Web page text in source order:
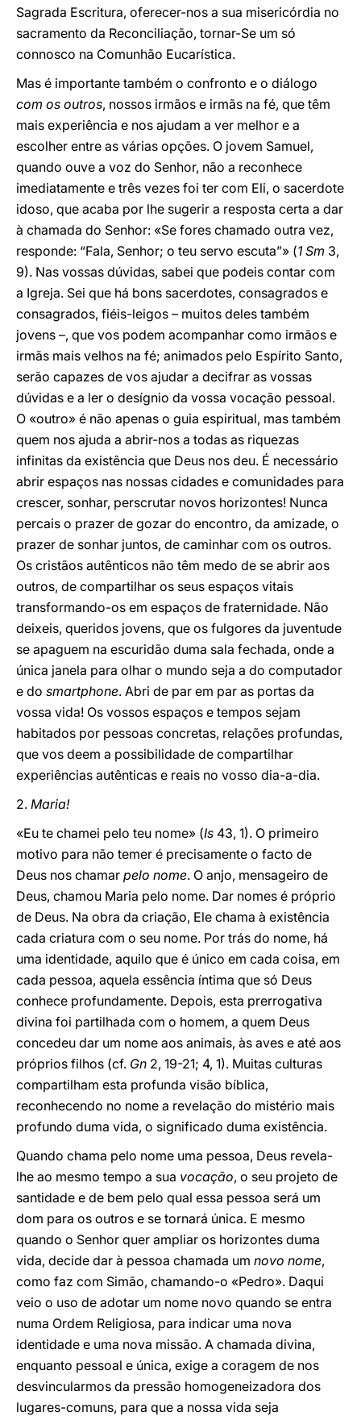
Sagrada Escritura, oferecer-nos a sua misericórdia no
sacramento da Reconciliação, tornar-Se um só
connosco na Comunhão Eucarística.
Mas é importante também o confronto e o diálogo
com os outros, nossos irmãos e irmãs na fé, que têm
mais experiência e nos ajudam a ver melhor e a
escolher entre as várias opções. O jovem Samuel,
quando ouve a voz do Senhor, não a reconhece
imediatamente e três vezes foi ter com Eli, o sacerdote
idoso, que acaba por lhe sugerir a resposta certa a dar
à chamada do Senhor: «Se fores chamado outra vez,
responde: “Fala, Senhor; o teu servo escuta”» (1 Sm 3,
9). Nas vossas dúvidas, sabei que podeis contar com
a Igreja. Sei que há bons sacerdotes, consagrados e
consagrados, fiéis-leigos – muitos deles também
jovens –, que vos podem acompanhar como irmãos e
irmãs mais velhos na fé; animados pelo Espírito Santo,
serão capazes de vos ajudar a decifrar as vossas
dúvidas e a ler o desígnio da vossa vocação pessoal.
O «outro» é não apenas o guia espiritual, mas também
quem nos ajuda a abrir-nos a todas as riquezas
infinitas da existência que Deus nos deu. É necessário
abrir espaços nas nossas cidades e comunidades para
crescer, sonhar, perscrutar novos horizontes! Nunca
percais o prazer de gozar do encontro, da amizade, o
prazer de sonhar juntos, de caminhar com os outros.
Os cristãos autênticos não têm medo de se abrir aos
outros, de compartilhar os seus espaços vitais
transformando-os em espaços de fraternidade. Não
deixeis, queridos jovens, que os fulgores da juventude
se apaguem na escuridão duma sala fechada, onde a
única janela para olhar o mundo seja a do computador
e do smartphone. Abri de par em par as portas da
vossa vida! Os vossos espaços e tempos sejam
habitados por pessoas concretas, relações profundas,
que vos deem a possibilidade de compartilhar
experiências autênticas e reais no vosso dia-a-dia.
2. Maria!
«Eu te chamei pelo teu nome» (Is 43, 1). O primeiro
motivo para não temer é precisamente o facto de
Deus nos chamar pelo nome. O anjo, mensageiro de
Deus, chamou Maria pelo nome. Dar nomes é próprio
de Deus. Na obra da criação, Ele chama à existência
cada criatura com o seu nome. Por trás do nome, há
uma identidade, aquilo que é único em cada coisa, em
cada pessoa, aquela essência íntima que só Deus
conhece profundamente. Depois, esta prerrogativa
divina foi partilhada com o homem, a quem Deus
concedeu dar um nome aos animais, às aves e até aos
próprios filhos (cf. Gn 2, 19-21; 4, 1). Muitas culturas
compartilham esta profunda visão bíblica,
reconhecendo no nome a revelação do mistério mais
profundo duma vida, o significado duma existência.
Quando chama pelo nome uma pessoa, Deus revela-
lhe ao mesmo tempo a sua vocação, o seu projeto de
santidade e de bem pelo qual essa pessoa será um
dom para os outros e se tornará única. E mesmo
quando o Senhor quer ampliar os horizontes duma
vida, decide dar à pessoa chamada um novo nome,
como faz com Simão, chamando-o «Pedro». Daqui
veio o uso de adotar um nome novo quando se entra
numa Ordem Religiosa, para indicar uma nova
identidade e uma nova missão. A chamada divina,
enquanto pessoal e única, exige a coragem de nos
desvincularmos da pressão homogeneizadora dos
lugares-comuns, para que a nossa vida seja